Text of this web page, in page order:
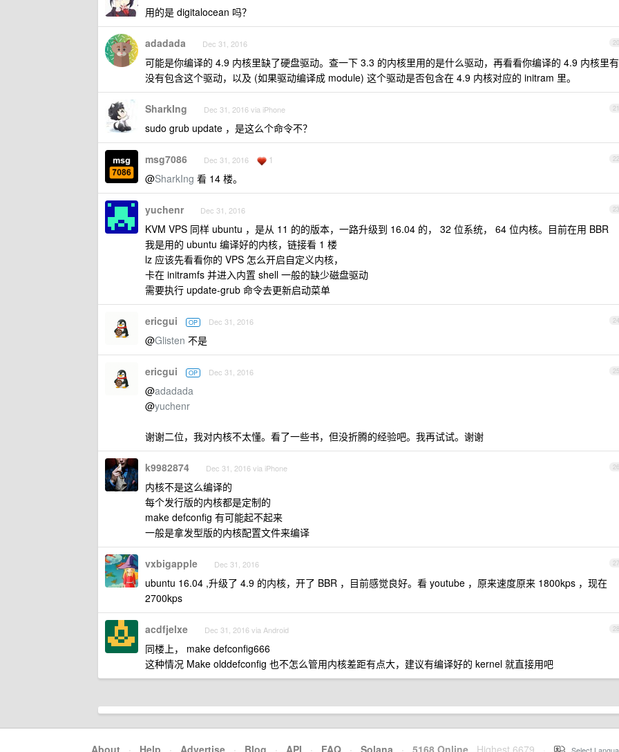
用的是 digitalocean 吗？
20
adadada Dec 31, 2016
可能是你编译的 4.9 内核里缺了硬盘驱动。查一下 3.3 的内核里用的是什么驱动，再看看你编译的 4.9 内核里有
没有包含这个驱动，以及 (如果驱动编译成 module) 这个驱动是否包含在 4.9 内核对应的 initram 里。
21
SharkIng Dec 31, 2016 via iPhone
sudo grub update ，是这么个命令不？
22
msg7086 Dec 31, 2016 1
@SharkIng 看 14 楼。
23
yuchenr Dec 31, 2016
KVM VPS 同样 ubuntu ，是从 11 的的版本，一路升级到 16.04 的， 32 位系统， 64 位内核。目前在用 BBR
我是用的 ubuntu 编译好的内核，链接看 1 楼
lz 应该先看看你的 VPS 怎么开启自定义内核，
卡在 initramfs 并进入内置 shell 一般的缺少磁盘驱动
需要执行 update-grub 命令去更新启动菜单
24
ericgui OP Dec 31, 2016
@Glisten 不是
25
ericgui OP Dec 31, 2016
@adadada
@yuchenr
谢谢二位，我对内核不太懂。看了一些书，但没折腾的经验吧。我再试试。谢谢
26
k9982874 Dec 31, 2016 via iPhone
内核不是这么编译的
每个发行版的内核都是定制的
make defconfig 有可能起不起来
一般是拿发型版的内核配置文件来编译
27
vxbigapple Dec 31, 2016
ubuntu 16.04 ,升级了 4.9 的内核，开了 BBR ，目前感觉良好。看 youtube ，原来速度原来 1800kps ，现在
2700kps
28
acdfjelxe Dec 31, 2016 via Android
同楼上， make defconfig666
这种情况 Make olddefconfig 也不怎么管用内核差距有点大，建议有编译好的 kernel 就直接用吧
About · Help · Advertise · Blog · API · FAQ · Solana · 5168 Online Highest 6679